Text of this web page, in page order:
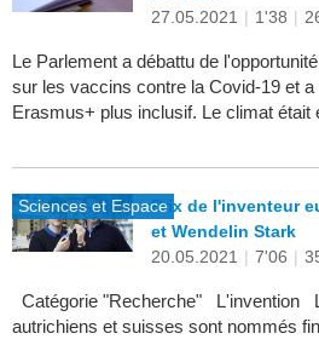
27.05.2021 | 1'38 |
Le Parlement a débattu de
sur les vaccins contre la Covid-19 et
Erasmus+ plus inclusif. Le climat était
Sciences et EspacePrix de l'inventeur
et Wendelin Stark
20.05.2021 | 7'06 |
Catégorie "Recherche" L'invention
autrichiens et suisses sont nommés